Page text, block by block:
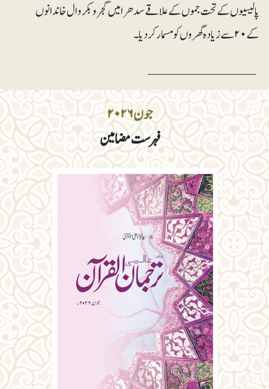
جون ۲۰۲۶
فہرست مضامین
پالیسیوں کے تحت جموں کے علاقے سدھرا میں گجروبکروال خاندانوں
کے ۲۰ سے زیادہ گھروں کو مسمار کر دیا۔